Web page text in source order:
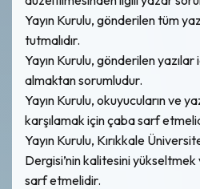
Yayın Kurulu, gönderilen tüm
tutmalıdır.
Yayın Kurulu, gönderilen yazılar
almaktan sorumludur.
Yayın Kurulu, okuyucuların ve
karşılamak için çaba sarf
Yayın Kurulu, Kırıkkale
Dergisi’nin kalitesini
sarf etmelidir.